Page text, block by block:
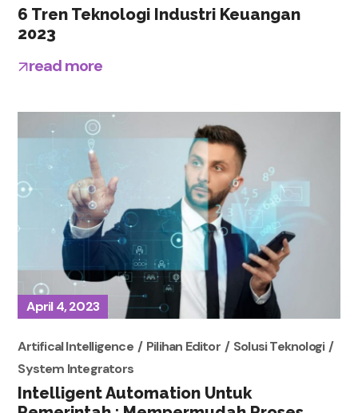
6 Tren Teknologi Industri Keuangan
2023
read more
April 4, 2023
Artifical Intelligence Pilihan Editor
Solusi Teknologi
System Integrators
Intelligent Automation Untuk